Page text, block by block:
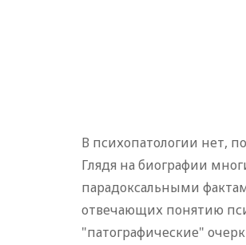
В психопатологии нет,
Глядя на биографии
парадоксальными
отвечающих понятию
"патографические"